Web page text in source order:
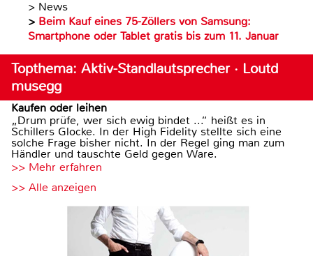
> News
> Beim Kauf eines 75-Zöllers von Samsung:
Smartphone oder Tablet gratis bis zum 11. Januar
Topthema: Aktiv-Standlautsprecher · Loutd
musegg
Kaufen oder leihen
„Drum prüfe, wer sich ewig bindet ...“ heißt es in
Schillers Glocke. In der High Fidelity stellte sich eine
solche Frage bisher nicht. In der Regel ging man zum
Händler und tauschte Geld gegen Ware.
>> Mehr erfahren
>> Alle anzeigen